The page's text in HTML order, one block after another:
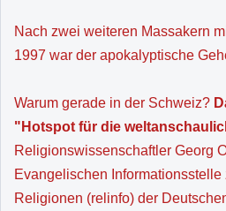
Nach zwei weiteren Massakern
1997 war der apokalyptische
Warum gerade in der Schweiz?
"Hotspot für die
Religionswissenschaftler Georg
Evangelischen Informationsstelle
Religionen (relinfo) der